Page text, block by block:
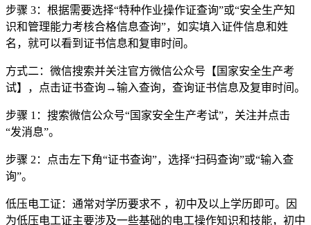
步骤 3：根据需要选择“特种作业操作证查询”或“安全生产知
识和管理能力考核合格信息查询”，如实填入证件信息和姓
名，就可以看到证书信息和复审时间。
方式二：微信搜索并关注官方微信公众号【国家安全生产考
试】，点击证书查询→输入查询，查询证书信息及复审时间。
步骤 1：搜索微信公众号“国家安全生产考试”，关注并点击
“发消息”。
步骤 2：点击左下角“证书查询”，选择“扫码查询”或“输入查
询”。
低压电工证：通常对学历要求不 ，初中及以上学历即可。因
为低压电工证主要涉及一些基础的电工操作知识和技能，初中